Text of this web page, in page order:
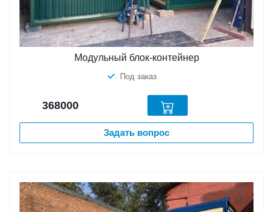
Модульный блок-контейнер
Под заказ
368000
Задать вопрос